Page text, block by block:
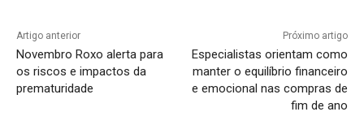
Artigo anterior
Novembro Roxo alerta para
os riscos e impactos da
prematuridade
Próximo artigo
Especialistas orientam como
manter o equilíbrio financeiro
e emocional nas compras de
fim de ano